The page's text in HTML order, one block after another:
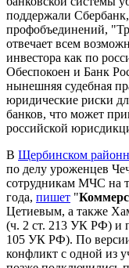
поддержали Сбербанк,
профобъединений,
отвечает всем
инвестора как по
Обеспокоен и Банк
нынешняя судебная
юридические риски
банков, что может
российской
В Щербинском
по делу уроженцев
сотрудникам МЧС на
года, пишет "
Цетиевым, а также
(ч. 2 ст. 213 УК РФ) и
105 УК РФ). По
конфликт с одной из